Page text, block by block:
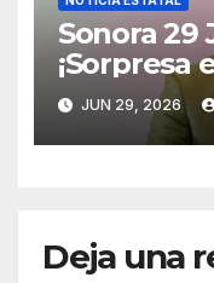
Sonora 29
¡Sorpresa
rumbo a
entra de
carrera en
JUN 29, 2026
Deja una